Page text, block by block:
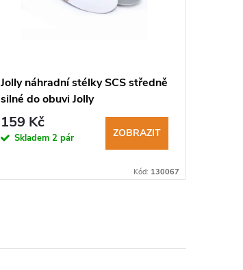
Jolly náhradní stélky SCS středně
silné do obuvi Jolly
159 Kč
Skladem 2 pár ZOBRAZIT
Kód: 130067